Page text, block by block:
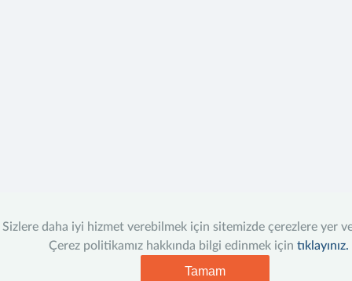
Sizlere daha iyi hizmet verebilmek için sitemizde çerezlere yer
Çerez politikamız hakkında bilgi edinmek için tıklayınız.
Tamam